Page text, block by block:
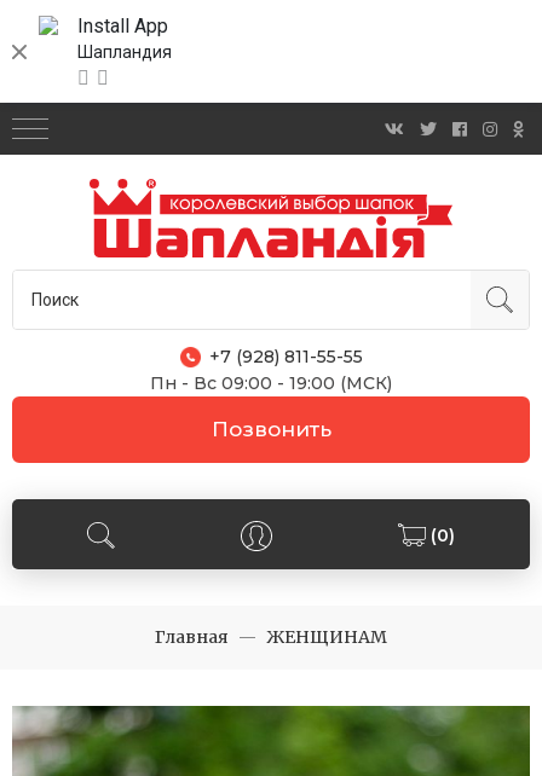
Install App
Шапландия
+7 (928) 811-55-55
Пн - Вс 09:00 - 19:00 (МСК)
Позвонить
(0)
Главная ЖЕНЩИНАМ